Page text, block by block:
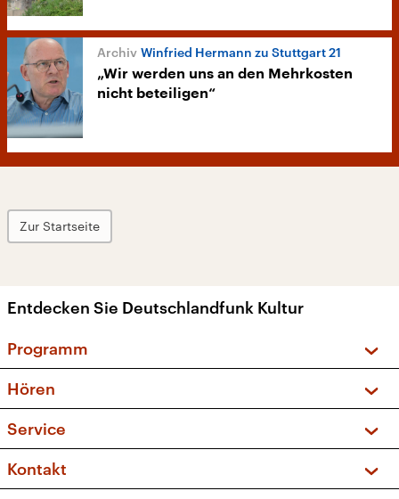
Winfried Hermann zu Stuttgart 21
„Wir werden uns an den Mehrkosten
nicht beteiligen“
Zur Startseite
Entdecken Sie Deutschlandfunk Kultur
Programm
Sendungen und Podcasts
Musikliste
Kakadu – Das Kinderprogramm
Hören
Frequenzen (UKW + DAB+)
Service
FAQ
Apps
Kontakt